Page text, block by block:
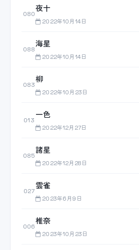
080
夜十
2022年10月14日
088
海星
2022年10月14日
083
柳
2022年10月23日
013
一色
2022年12月27日
085
諸星
2022年12月28日
027
雲雀
2023年6月9日
006
椎奈
2023年10月23日